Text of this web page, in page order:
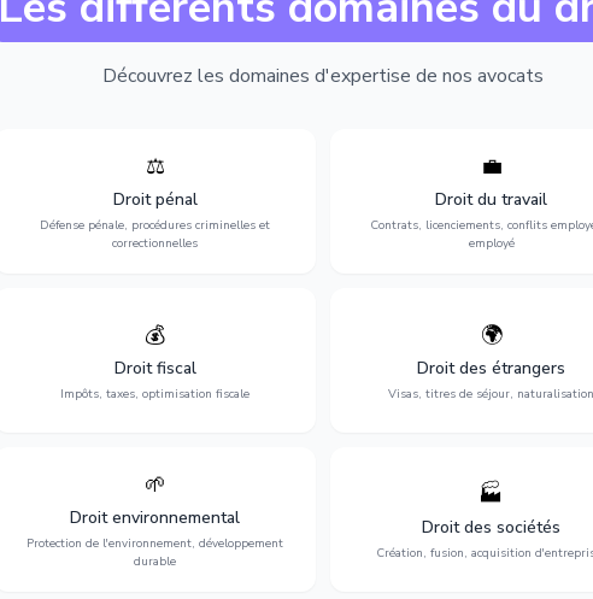
Découvrez les domaines d'expertise de nos avocats
⚖️
Droit pénal
Défense pénale, procédures criminelles et
correctionnelles
Expertise en matière pénale, de
l'assistance en garde à vue jusqu'au
procès, pour toute affaire correctionnelle
ou criminelle.
💼
Droit du travail
Contrats, licenciements, conflits
employé
Protection de vos droits au
contrats, licenciements,
discrimination et conflits avec
l'employeur.
💰
Droit fiscal
Impôts, taxes, optimisation fiscale
Optimisation de votre situation fiscale :
déclarations, contentieux, contrôles
fiscaux et planification.
🌍
Droit des étrangers
Visas, titres de séjour, naturalisation
Obtention de vos droits de séjour :
cartes de séjour, regroupement
naturalisation.
🌱
Droit environnemental
Protection de l'environnement, développement
durable
environnementale, litiges et
développement durable.
🏭
Droit des sociétés
Création, fusion, acquisition
Structuration de votre société :
fusion-acquisition, gouvernance
restructuration.